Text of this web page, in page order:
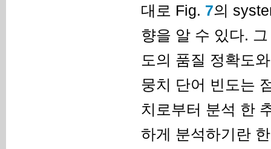
대로 Fig. 7의
향을 알 수 있다. 그
도의 품질 정확도
뭉치 단어 빈도는
치로부터 분석 한
하게 분석하기란